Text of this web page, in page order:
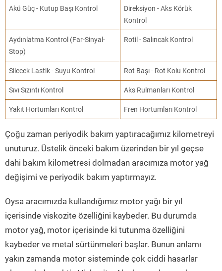
Akü Güç - Kutup Başı Kontrol
Direksiyon - Aks Körük
Kontrol
Aydınlatma Kontrol (Far-Sinyal-
Stop)
Rotil - Salıncak Kontrol
Silecek Lastik - Suyu Kontrol Rot Başı - Rot Kolu Kontrol
Sıvı Sızıntı Kontrol Aks Rulmanları Kontrol
Yakıt Hortumları Kontrol Fren Hortumları Kontrol
Çoğu zaman periyodik bakım yaptıracağımız kilometreyi
unuturuz. Üstelik önceki bakım üzerinden bir yıl geçse
dahi bakım kilometresi dolmadan aracımıza motor yağ
değişimi ve periyodik bakım yaptırmayız.
Oysa aracımızda kullandığımız motor yağı bir yıl
içerisinde viskozite özelliğini kaybeder. Bu durumda
motor yağ, motor içerisinde ki tutunma özelliğini
kaybeder ve metal sürtünmeleri başlar. Bunun anlamı
yakın zamanda motor sisteminde çok ciddi hasarlar